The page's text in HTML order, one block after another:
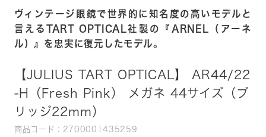
ヴィンテージ眼鏡で世界的に知名度の高いモデルと
言えるTART OPTICAL社製の『ARNEL（アーネ
ル）』を忠実に復元したモデル。
【JULIUS TART OPTICAL】 AR44/22
-H（Fresh Pink） メガネ 44サイズ（ブ
リッジ22mm）
商品コード：2700001435259